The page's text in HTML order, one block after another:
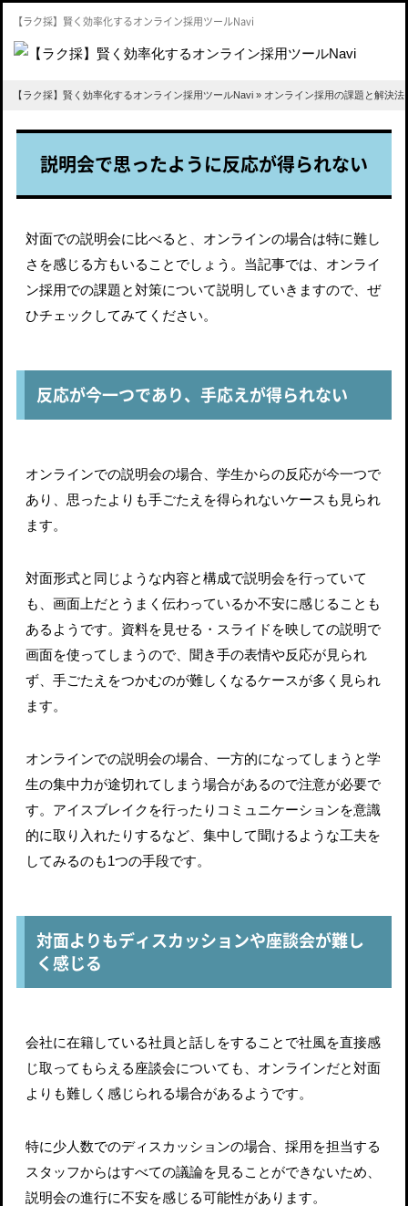
【ラク採】賢く効率化するオンライン採用ツールNavi
【ラク採】賢く効率化するオンライン採用ツールNavi » オンライン採用の課題と解決法
説明会で思ったように反応が得られない
対面での説明会に比べると、オンラインの場合は特に難し
さを感じる方もいることでしょう。当記事では、オンライ
ン採用での課題と対策について説明していきますので、ぜ
ひチェックしてみてください。
反応が今一つであり、手応えが得られない
オンラインでの説明会の場合、学生からの反応が今一つで
あり、思ったよりも手ごたえを得られないケースも見られ
ます。
対面形式と同じような内容と構成で説明会を行っていて
も、画面上だとうまく伝わっているか不安に感じることも
あるようです。資料を見せる・スライドを映しての説明で
画面を使ってしまうので、聞き手の表情や反応が見られ
ず、手ごたえをつかむのが難しくなるケースが多く見られ
ます。
オンラインでの説明会の場合、一方的になってしまうと学
生の集中力が途切れてしまう場合があるので注意が必要で
す。アイスブレイクを行ったりコミュニケーションを意識
的に取り入れたりするなど、集中して聞けるような工夫を
してみるのも1つの手段です。
対面よりもディスカッションや座談会が難し
く感じる
会社に在籍している社員と話しをすることで社風を直接感
じ取ってもらえる座談会についても、オンラインだと対面
よりも難しく感じられる場合があるようです。
特に少人数でのディスカッションの場合、採用を担当する
スタッフからはすべての議論を見ることができないため、
説明会の進行に不安を感じる可能性があります。